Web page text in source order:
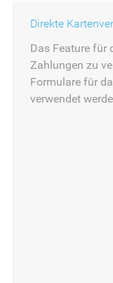
Direkte
Das Feature für
Zahlungen zu
Formulare für
verwendet